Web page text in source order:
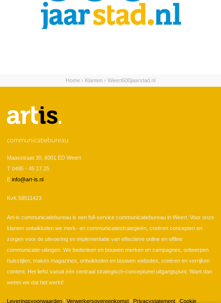
U bent hier
Home › Klanten › Weert600jaarstad.nl
communicatiebureau
Maasstraat 30, 6001 ED Weert
T 0495 - 45 17 25
E info@art-is.nl
KvK 58511423
Art-is communicatiebureau is een full-service communicatiebureau in Weert. Voor onze
klanten ontwikkelen we merk- en communicatiestrategieën, creëren concepten en
zorgen voor de uitvoering en implementatie van effectieve online en offline
communicatie-uitingen. We bedenken en bouwen merken en campagnes, ontwerpen
huisstijlen, maken magazines, ontwikkelen en bouwen websites, creëren en verrijken
content. Het liefst vanuit één centraal strategisch-conceptueel uitgangspunt. Want dan
weten we dat het werkt!
Leveringsvoorwaarden Verwerkersovereenkomst Privacystatement Cookie